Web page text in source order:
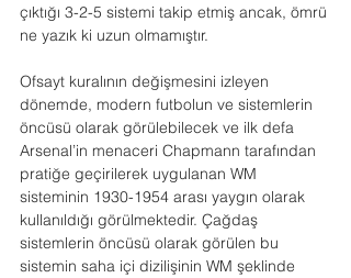
çıktığı 3-2-5 sistemi takip etmiş ancak, ömrü
ne yazık ki uzun olmamıştır.
Ofsayt kuralının değişmesini izleyen
dönemde, modern futbolun ve sistemlerin
öncüsü olarak görülebilecek ve ilk defa
Arsenal’in menaceri Chapmann tarafından
pratiğe geçirilerek uygulanan WM
sisteminin 1930-1954 arası yaygın olarak
kullanıldığı görülmektedir. Çağdaş
sistemlerin öncüsü olarak görülen bu
sistemin saha içi dizilişinin WM şeklinde